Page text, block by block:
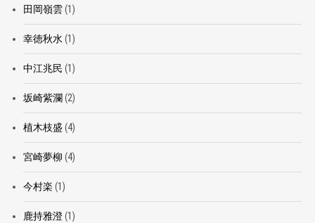
田岡嶺雲(1)
幸徳秋水 (1)
中江兆民 (1)
坂崎紫瀾 (2)
植木枝盛 (4)
宮崎夢柳 (4)
今村楽 (1)
鹿持雅澄(1)